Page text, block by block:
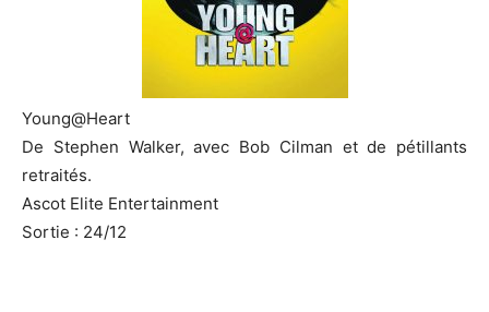
Young@Heart
De Stephen Walker, avec Bob Cilman et de pétillants
retraités.
Ascot Elite Entertainment
Sortie : 24/12